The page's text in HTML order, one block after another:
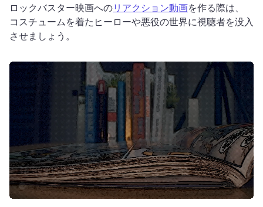
ロックバスター映画へのリアクション動画を作る際は、
コスチュームを着たヒーローや悪役の世界に視聴者を没入
させましょう。